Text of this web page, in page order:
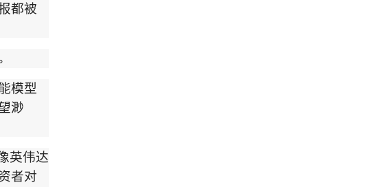
都被
模型
渺
英伟达
者对